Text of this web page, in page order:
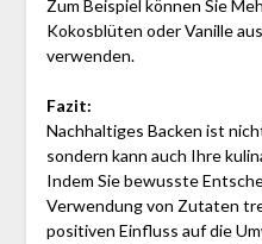
Zum Beispiel können Sie
Kokosblüten oder Vanille
verwenden.
Fazit:
Nachhaltiges Backen ist
sondern kann auch Ihre
Indem Sie bewusste
Verwendung von Zutaten
positiven Einfluss auf die